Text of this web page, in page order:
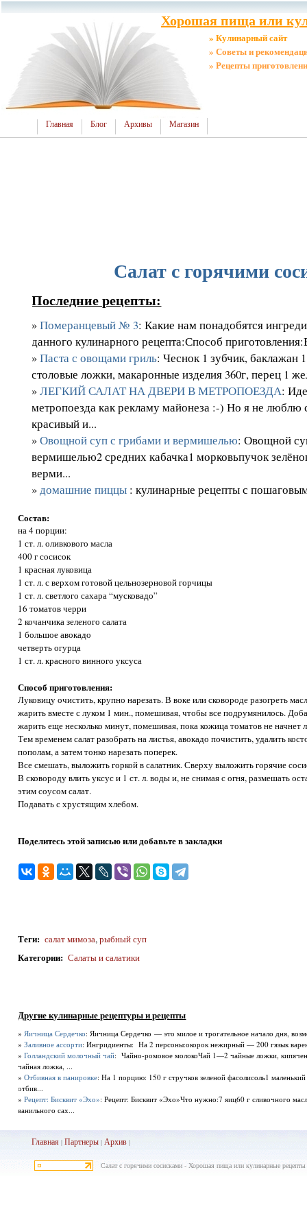
Хорошая пища или
» Кулинарный сайт
» Советы и
» Рецепты
Главная Блог Архивы Магазин
Салат с горячими
Последние рецепты:
»Померанцевый № 3: Какие нам понадобятся
данного кулинарного рецепта:Способ
»Паста с овощами гриль: Чеснок 1 зубчик, баклажан
столовые ложки, макаронные изделия 360г, перец 1
»ЛЕГКИЙ САЛАТ НА ДВЕРИ В МЕТРОПОЕЗДА:
метропоезда как рекламу майонеза :-) Но я не люблю
красивый и...
»Овощной суп с грибами и вермишелью: Овощной
вермишелью2 средних кабачка1 морковьпучок
верми...
»домашние пиццы : кулинарные рецепты с
Состав:
на 4 порции:
1 ст. л. оливкового масла
400 г сосисок
1 красная луковица
1 ст. л. с верхом готовой цельнозерновой горчицы
1 ст. л. светлого сахара “мусковадо”
16 томатов черри
2 кочанчика зеленого салата
1 большое авокадо
четверть огурца
1 ст. л. красного винного уксуса
Способ приготовления:
Луковицу очистить, крупно нарезать. В воке или сковороде разогреть
жарить вместе с луком 1 мин., помешивая, чтобы все подрумянилось.
жарить еще несколько минут, помешивая, пока кожица томатов не начнет
Тем временем салат разобрать на листья, авокадо почистить, удалить
пополам, а затем тонко нарезать поперек.
Все смешать, выложить горкой в салатник. Сверху выложить горячие
В сковороду влить уксус и 1 ст. л. воды и, не снимая с огня, размешать
этим соусом салат.
Подавать с хрустящим хлебом.
Поделитесь этой записью или добавьте в закладки
Теги: салат мимоза,рыбный суп
Категории: Салаты и салатики
Другие кулинарные рецептуры и рецепты
» Яичница Сердечко: Яичница Сердечко — это милое и трогательное начало дня,
»Заливное ассорти: Ингридиенты: На 2 персоны:окорок нежирный — 200 гязык
»Голландский молочный чай: Чайно-ромовое молокоЧай 1—2 чайные ложки,
чайная ложка, ...
»Отбивная в панировке: На 1 порцию: 150 г стручков зеленой фасолисоль1
отбив...
»Рецепт: Бисквит «Эхо»: Рецепт: Бисквит «Эхо»Что нужно:7 яиц60 г сливочного
ванильного сах...
Главная |Партнеры |Архив |
Салат с горячими сосисками - Хорошая пища или кулинарные